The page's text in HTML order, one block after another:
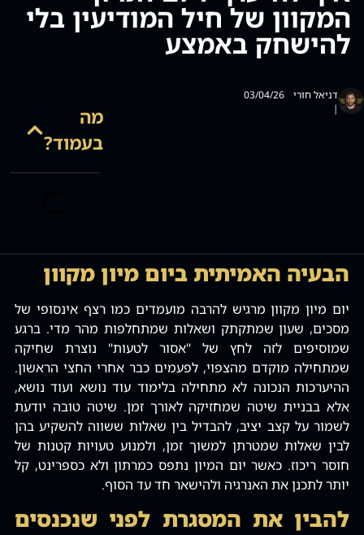
המקוון של חיל המודיעין בלי
להישחק באמצע
דניאל חורי
|
03/04/26
מה
בעמוד?
הבעיה האמיתית ביום מיון מקוון
יום מיון מקוון מרגיש להרבה מועמדים כמו רצף אינסופי של
מסכים‚ שעון שמתקתק ושאלות שמתחלפות מהר מדי. ברגע
שמוסיפים לזה לחץ של "אסור לטעות" נוצרת שחיקה
שמתחילה מוקדם מהצפוי‚ לפעמים כבר אחרי החצי הראשון.
ההיערכות הנכונה לא מתחילה בלימוד עוד נושא ועוד נושא‚
אלא בבניית שיטה שמחזיקה לאורך זמן. שיטה טובה יודעת
לשמור על קצב יציב‚ להבדיל בין שאלות ששווה להשקיע בהן
לבין שאלות שמטרתן למשוך זמן‚ ולמנוע טעויות קטנות של
חוסר ריכוז. כאשר יום המיון נתפס כמרתון ולא כספרינט‚ קל
יותר לתכנן את האנרגיה ולהישאר חד עד הסוף.
להבין את המסגרת לפני שנכנסים
font_download סמן קישורים
לאפס
cached